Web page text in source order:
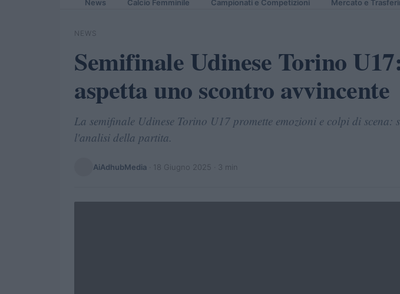
News Calcio Femminile Campionati e Competizioni Mercato e
NEWS
Semifinale Udinese Torino
aspetta uno scontro avvincente
La semifinale Udinese Torino U17 promette emozioni e colpi di scena:
l'analisi della partita.
AiAdhubMedia 18 Giugno 2025 · 3 min